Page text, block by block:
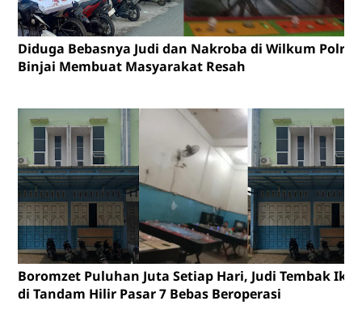
Diduga Bebasnya Judi dan Nakroba di Wilkum Polres
Binjai Membuat Masyarakat Resah
Boromzet Puluhan Juta Setiap Hari, Judi Tembak
di Tandam Hilir Pasar 7 Bebas Beroperasi